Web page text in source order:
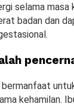
selama masa
badan dan
bermanfaat
kehamilan.